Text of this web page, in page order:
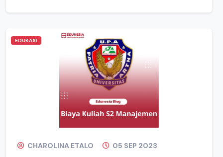
EDUKASI
CHAROLINA ETALO 05 SEP 2023